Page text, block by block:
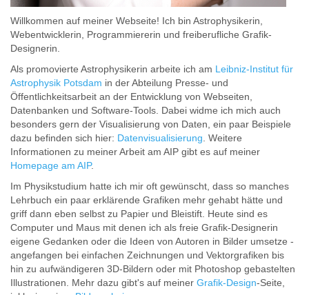
Willkommen auf meiner Webseite! Ich bin Astrophysikerin,
Webentwicklerin, Programmiererin und freiberufliche Grafik-
Designerin.
Als promovierte Astrophysikerin arbeite ich am Leibniz-Institut für
Astrophysik Potsdam in der Abteilung Presse- und
Öffentlichkeitsarbeit an der Entwicklung von Webseiten,
Datenbanken und Software-Tools. Dabei widme ich mich auch
besonders gern der Visualisierung von Daten, ein paar Beispiele
dazu befinden sich hier: Datenvisualisierung . Weitere
Informationen zu meiner Arbeit am AIP gibt es auf meiner
Homepage am AIP.
Im Physikstudium hatte ich mir oft gewünscht, dass so manches
Lehrbuch ein paar erklärende Grafiken mehr gehabt hätte und
griff dann eben selbst zu Papier und Bleistift. Heute sind es
Computer und Maus mit denen ich als freie Grafik-Designerin
eigene Gedanken oder die Ideen von Autoren in Bilder umsetze -
angefangen bei einfachen Zeichnungen und Vektorgrafiken bis
hin zu aufwändigeren 3D-Bildern oder mit Photoshop gebastelten
Illustrationen. Mehr dazu gibt's auf meiner Grafik-Design-Seite,